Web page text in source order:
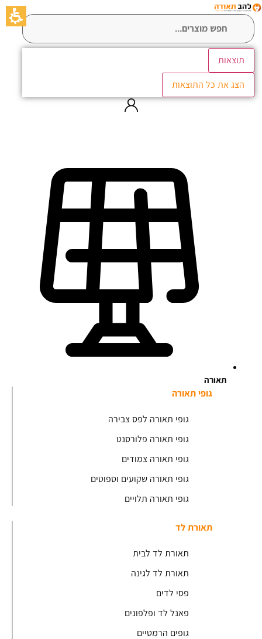
דלג
לתוכן
תוצאות
הצג את כל התוצאות
תאורה
גופי תאורה
גופי תאורה לפס צבירה
גופי תאורה פלורסנט
גופי תאורה צמודים
גופי תאורה שקועים וספוטים
גופי תאורה תלויים
תאורת לד
תאורת לד לבית
תאורת לד לגינה
פסי לדים
פאנל לד ופלפונים
גופים הרמטיים